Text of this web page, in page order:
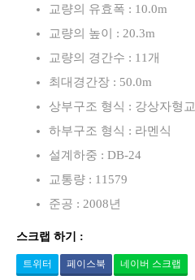
교량의 유효폭 : 10.0m
교량의 높이 : 20.3m
교량의 경간수 : 11개
최대경간장 : 50.0m
상부구조 형식 : 강상자형교
하부구조 형식 : 라멘식
설계하중 : DB-24
교통량 : 11579
준공 : 2008년
스크랩 하기 :
트위터 페이스북 네이버 스크랩